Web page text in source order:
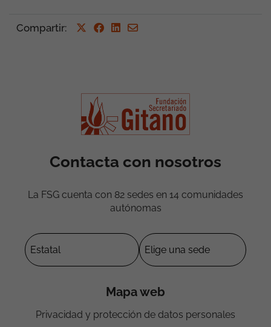
Compartir:
Contacta con nosotros
La FSG cuenta con 82 sedes en 14 comunidades
autónomas
Mapa web
Privacidad y protección de datos personales